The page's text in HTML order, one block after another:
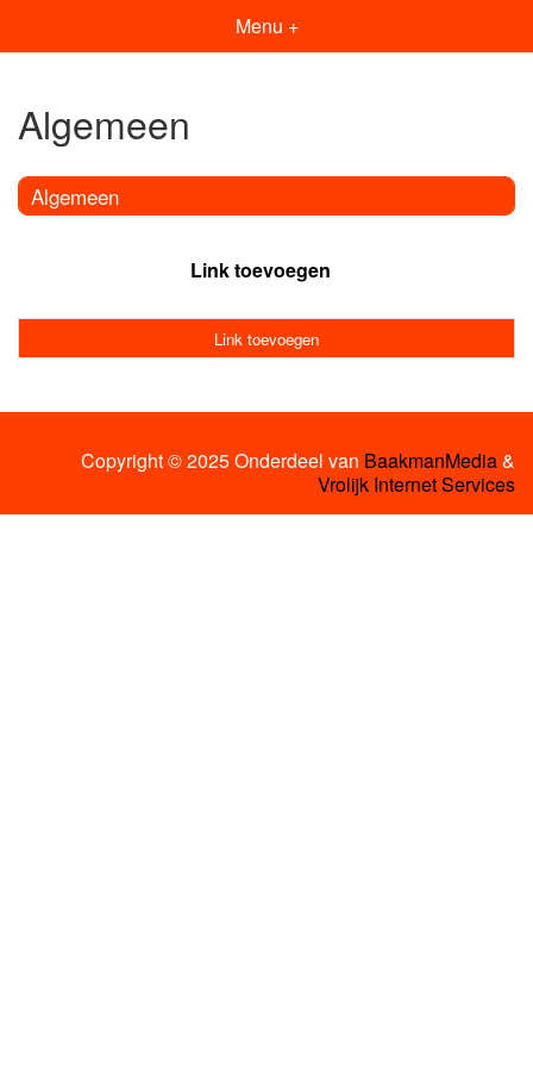
Menu +
Algemeen
Algemeen
Link toevoegen
Link toevoegen
Copyright © 2025 Onderdeel van BaakmanMedia&
Vrolijk Internet Services